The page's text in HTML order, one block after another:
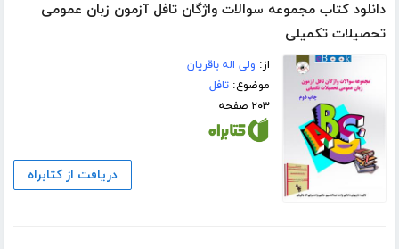
دانلود کتاب مجموعه سوالات واژگان تافل آزمون زبان عمومی
تحصیلات تکمیلی
از: ولی اله باقریان
موضوع:تافل
۲۰۳ صفحه
دریافت از کتابراه